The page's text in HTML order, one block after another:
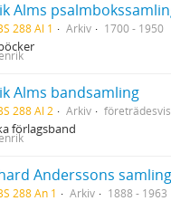
Alms
288 Al 1 Arkiv 1700 - 1950
Alms bandsamling
288 Al 2 Arkiv
förlagsband
Anderssons
288 An 1 Arkiv 1888 - 1963